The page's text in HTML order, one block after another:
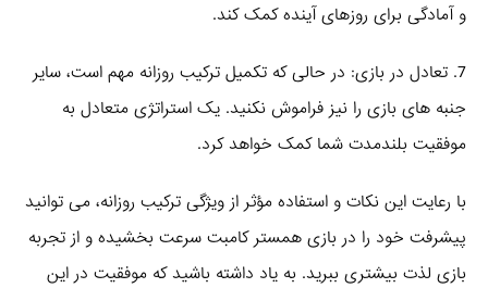
و آمادگی برای روزهای آینده کمک کند.
7. تعادل در بازی: در حالی که تکمیل ترکیب روزانه مهم است، سایر
جنبه‌ های بازی را نیز فراموش نکنید. یک استراتژی متعادل به
موفقیت بلندمدت شما کمک خواهد کرد.
با رعایت این نکات و استفاده مؤثر از ویژگی ترکیب روزانه، می‌ توانید
پیشرفت خود را در بازی همستر کامبت سرعت بخشیده و از تجربه
بازی لذت بیشتری ببرید. به یاد داشته باشید که موفقیت در این